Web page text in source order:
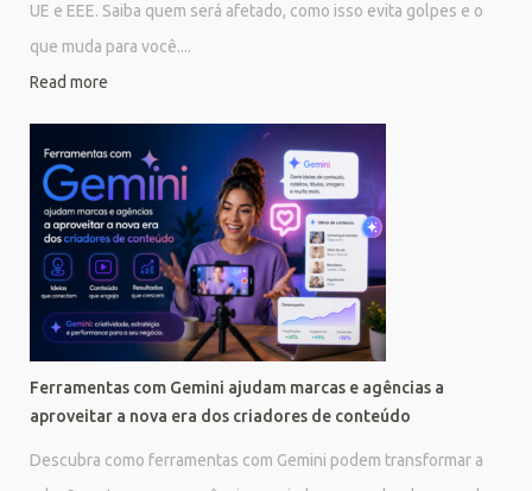
UE e EEE. Saiba quem será afetado, como isso evita golpes e o
que muda para você....
Read more
Ferramentas com Gemini ajudam marcas e agências a
aproveitar a nova era dos criadores de conteúdo
Descubra como ferramentas com Gemini podem transformar a